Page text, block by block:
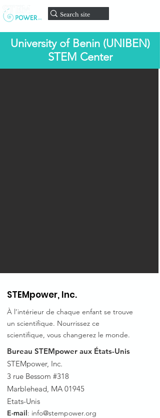
University of Benin (UNIBEN)
STEM Center
STEMpower, Inc.
À l’intérieur de chaque enfant se trouve
un scientifique. Nourrissez ce
scientifique, vous changerez le monde.
Bureau STEMpower aux États-Unis
STEMpower, Inc.
3 rue Bessom #318
Marblehead, MA 01945
Etats-Unis
E-mail: info@stempower.org